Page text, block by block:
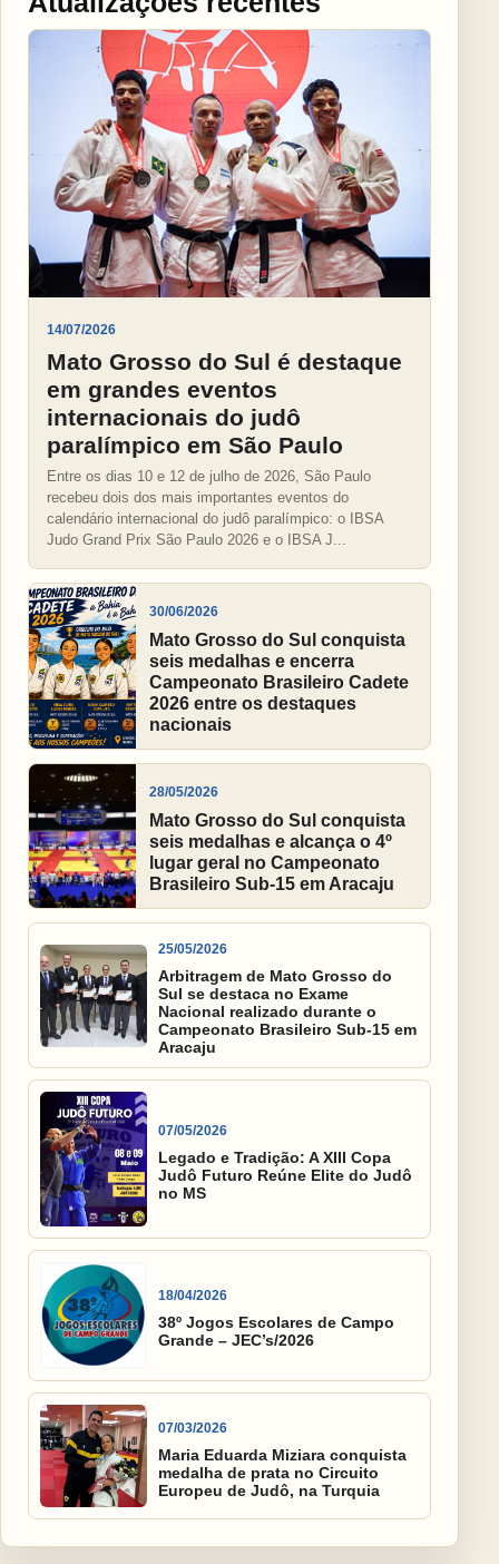
14/07/2026
Mato Grosso do Sul é destaque
em grandes eventos
internacionais do judô
paralímpico em São Paulo
Entre os dias 10 e 12 de julho de 2026, São Paulo
recebeu dois dos mais importantes eventos do
calendário internacional do judô paralímpico: o IBSA
Judo Grand Prix São Paulo 2026 e o IBSA J...
30/06/2026
Mato Grosso do Sul conquista
seis medalhas e encerra
Campeonato Brasileiro Cadete
2026 entre os destaques
nacionais
28/05/2026
Mato Grosso do Sul conquista
seis medalhas e alcança o 4º
lugar geral no Campeonato
Brasileiro Sub-15 em Aracaju
25/05/2026
Arbitragem de Mato Grosso do
Sul se destaca no Exame
Nacional realizado durante o
Campeonato Brasileiro Sub-15 em
Aracaju
07/05/2026
Legado e Tradição: A XIII Copa
Judô Futuro Reúne Elite do Judô
no MS
18/04/2026
38º Jogos Escolares de Campo
Grande – JEC’s/2026
07/03/2026
Maria Eduarda Miziara conquista
medalha de prata no Circuito
Europeu de Judô, na Turquia